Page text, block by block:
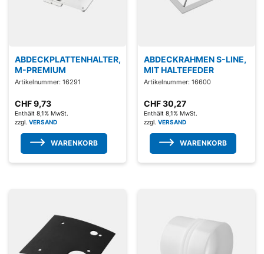
ABDECKPLATTENHALTER,
M-PREMIUM
Artikelnummer: 16291
CHF9,73
Enthält 8,1% MwSt.
zzgl. VERSAND
WARENKORB
ABDECKRAHMEN S-LINE,
MIT HALTEFEDER
Artikelnummer: 16600
CHF30,27
Enthält 8,1% MwSt.
zzgl. VERSAND
WARENKORB